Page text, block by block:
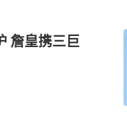
詹皇携三巨